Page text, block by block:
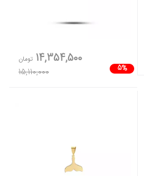
5%
14,354,500 تومان
15,110,000